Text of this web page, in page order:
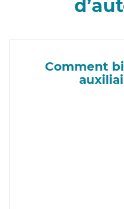
Comment